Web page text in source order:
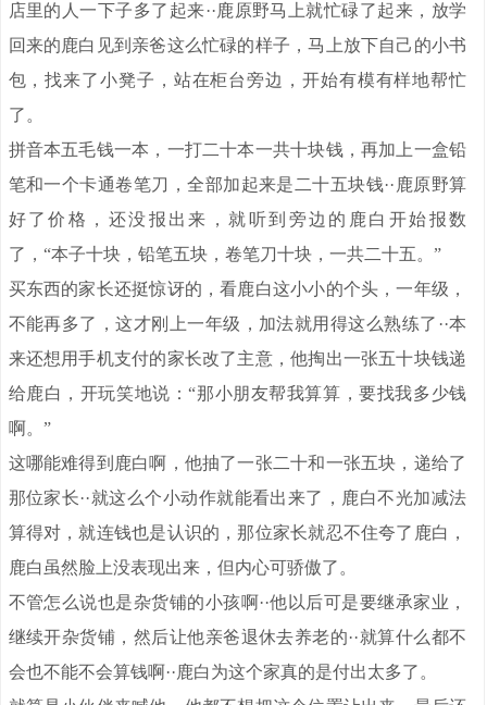
店里的人一下子多了起来··鹿原野马上就忙碌了起来，放学
回来的鹿白见到亲爸这么忙碌的样子，马上放下自己的小书
包，找来了小凳子，站在柜台旁边，开始有模有样地帮忙
了。
拼音本五毛钱一本，一打二十本一共十块钱，再加上一盒铅
笔和一个卡通卷笔刀，全部加起来是二十五块钱··鹿原野算
好了价格，还没报出来，就听到旁边的鹿白开始报数
了，“本子十块，铅笔五块，卷笔刀十块，一共二十五。”
买东西的家长还挺惊讶的，看鹿白这小小的个头，一年级，
不能再多了，这才刚上一年级，加法就用得这么熟练了··本
来还想用手机支付的家长改了主意，他掏出一张五十块钱递
给鹿白，开玩笑地说：“那小朋友帮我算算，要找我多少钱
啊。”
这哪能难得到鹿白啊，他抽了一张二十和一张五块，递给了
那位家长··就这么个小动作就能看出来了，鹿白不光加减法
算得对，就连钱也是认识的，那位家长就忍不住夸了鹿白，
鹿白虽然脸上没表现出来，但内心可骄傲了。
不管怎么说也是杂货铺的小孩啊··他以后可是要继承家业，
继续开杂货铺，然后让他亲爸退休去养老的··就算什么都不
会也不能不会算钱啊··鹿白为这个家真的是付出太多了。